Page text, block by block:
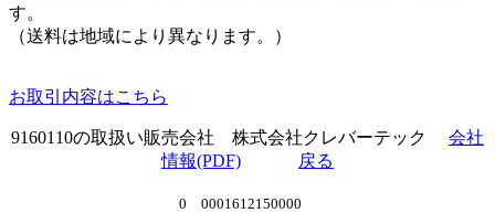
す。
（送料は地域により異なります。）
お取引内容はこちら
9160110の取扱い販売会社 株式会社クレバーテック 会社
情報(PDF)
戻る
0 0001612150000